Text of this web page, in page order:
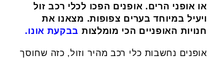
או אופני הרים. אופנים הפכו לכלי רכב זול
ויעיל במיוחד בערים צפופות. מצאנו את
חנויות האופניים הכי מומלצות בבקעת אונו.
אופנים נחשבות כלי רכב מהיר וזול, כזה שחוסך